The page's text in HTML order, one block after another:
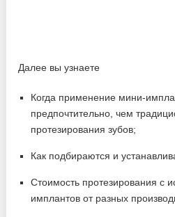
Далее вы узнаете
Когда применение мини-
предпочтительно, чем
протезирования зубов;
Как подбираются и
Стоимость протезирования с
имплантов от разных